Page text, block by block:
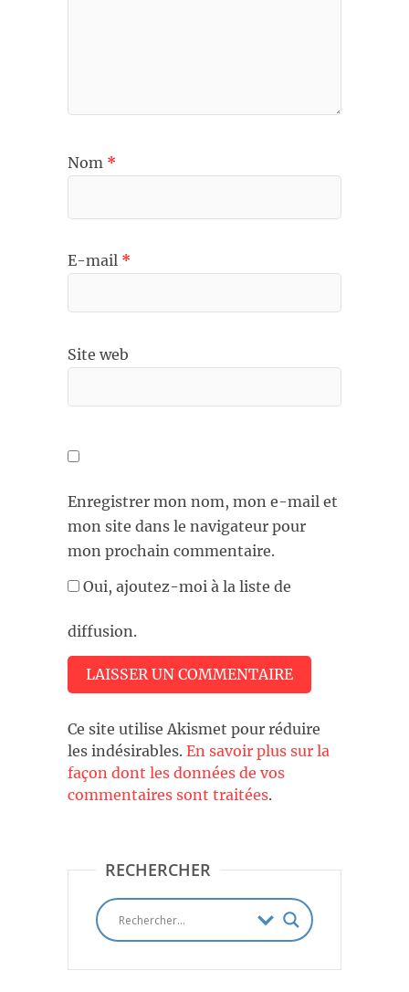
Nom *
E-mail *
Site web
Enregistrer mon nom, mon e-mail et
mon site dans le navigateur pour
mon prochain commentaire.
Oui, ajoutez-moi à la liste de
diffusion.
Ce site utilise Akismet pour réduire
les indésirables. En savoir plus sur la
façon dont les données de vos
commentaires sont traitées.
RECHERCHER